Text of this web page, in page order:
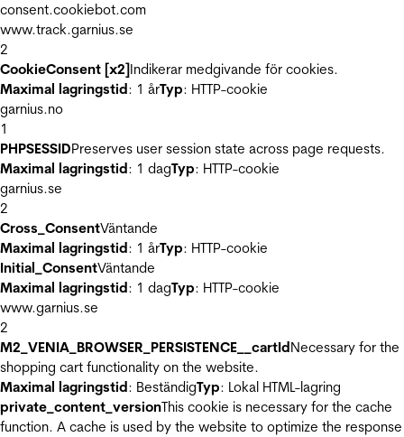
consent.cookiebot.com
www.track.garnius.se
2
CookieConsent [x2]Indikerar medgivande för cookies.
Maximal lagringstid: 1 årTyp: HTTP-cookie
garnius.no
1
PHPSESSIDPreserves user session state across page requests.
Maximal lagringstid: 1 dagTyp: HTTP-cookie
garnius.se
2
Cross_ConsentVäntande
Maximal lagringstid: 1 årTyp: HTTP-cookie
Initial_ConsentVäntande
Maximal lagringstid: 1 dagTyp: HTTP-cookie
www.garnius.se
2
M2_VENIA_BROWSER_PERSISTENCE__cartIdNecessary for the
shopping cart functionality on the website.
Maximal lagringstid: BeständigTyp: Lokal HTML-lagring
private_content_versionThis cookie is necessary for the cache
function. A cache is used by the website to optimize the